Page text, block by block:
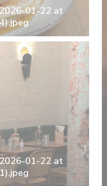
01-22 at
01-22 at